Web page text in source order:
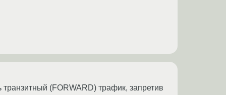
(FORWARD) трафик, запретив